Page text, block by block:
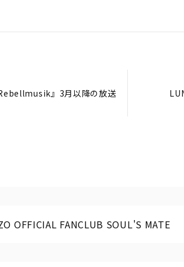
』3月以降の放送
OFFICIAL FANCLUB SOUL'S MATE